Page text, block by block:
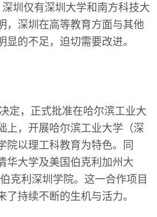
圳仅有深圳大学和南方科技大
，深圳在高等教育方面与其他
显的不足，迫切需要改进。
定，正式批准在哈尔滨工业大
上，开展哈尔滨工业大学（深
院以理工科教育为特色。同
华大学及美国伯克利加州大
克利深圳学院。这一合作项目
了持续不断的生机与活力。